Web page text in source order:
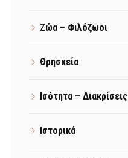
Ζώα – Φιλόζωοι
Θρησκεία
Ισότητα – Διακρίσεις
Ιστορικά